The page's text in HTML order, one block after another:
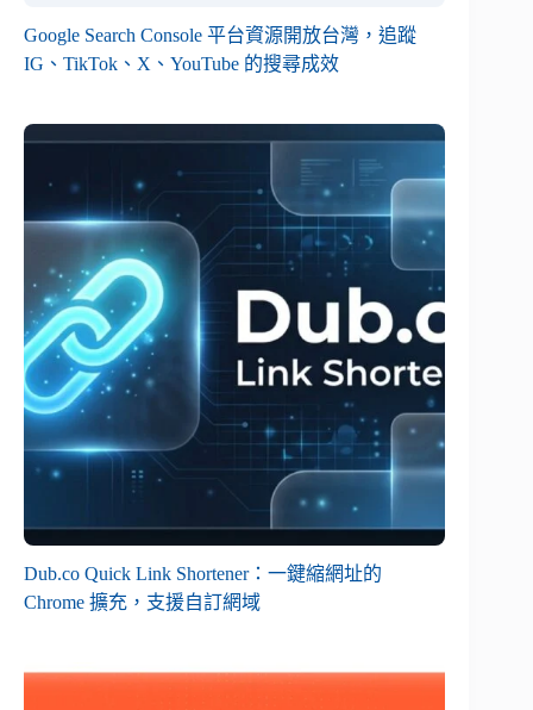
Google Search Console 平台資源開放台灣，追蹤
IG、TikTok、X、YouTube 的搜尋成效
Dub.co Quick Link Shortener：一鍵縮網址的
Chrome 擴充，支援自訂網域